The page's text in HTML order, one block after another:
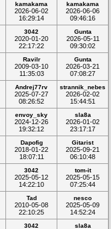
kamakama
2026-06-02
16:29:14
kamakama
2026-06-06
09:46:16
3042
2020-01-20
22:17:22
Gunta
2026-05-11
09:30:02
Ravilr
2009-03-10
11:35:03
Gunta
2026-03-21
07:08:27
Andrej77rv
2025-07-27
08:26:52
strannik_nebes
2026-02-02
15:44:51
envoy_sky
2024-12-26
19:32:12
sla8a
2026-01-02
23:17:17
Dapofig
2018-01-22
18:07:11
Gitarist
2025-09-21
06:10:48
3042
2025-05-12
14:22:10
tom-it
2025-05-15
07:25:44
Tad
2010-05-08
22:10:25
nesco
2025-05-09
14:52:24
3042 sla8a